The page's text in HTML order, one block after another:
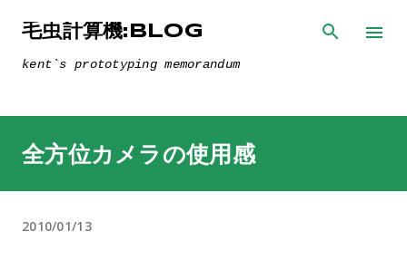
スキップしてメイン コンテンツに移動
毛虫計算機:BLOG
kent`s prototyping memorandum
全方位カメラの使用感
2010/01/13